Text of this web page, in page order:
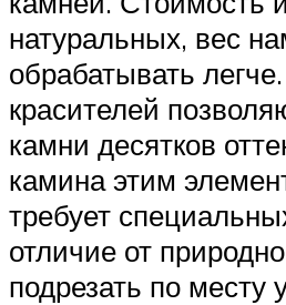
натуральных, вес
обрабатывать
красителей
камни десятков
камина этим
требует
отличие от
подрезать по месту